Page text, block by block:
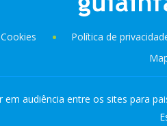
Cookies Política de
em audiência entre os sites para